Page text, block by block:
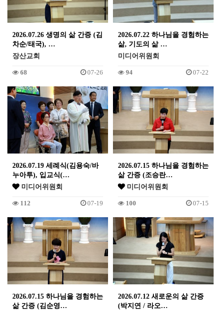
2026.07.26 생명의 삶 간증 (김
차순/태국), …
장산교회
68 07-26
2026.07.22 하나님을 경험하는
삶, 기도의 삶 …
미디어위원회
94 07-22
2026.07.19 세례식(김용숙/바
누아투), 입교식(…
미디어위원회
112 07-19
2026.07.15 하나님을 경험하는
삶 간증 (조승란…
미디어위원회
100 07-15
2026.07.15 하나님을 경험하는
삶 간증 (김순영…
2026.07.12 새로운의 삶 간증
(박지연 / 라오…